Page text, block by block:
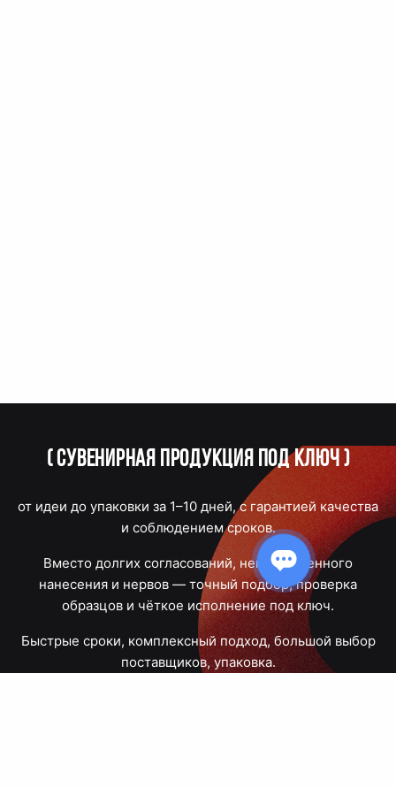
(Сувенирная продукция под ключ)
от идеи до упаковки за 1–10 дней, с гарантией качества
и соблюдением сроков.
Вместо долгих согласований, некачественного
нанесения и нервов — точный подбор, проверка
образцов и чёткое исполнение под ключ.
Быстрые сроки, комплексный подход, большой выбор
поставщиков, упаковка.